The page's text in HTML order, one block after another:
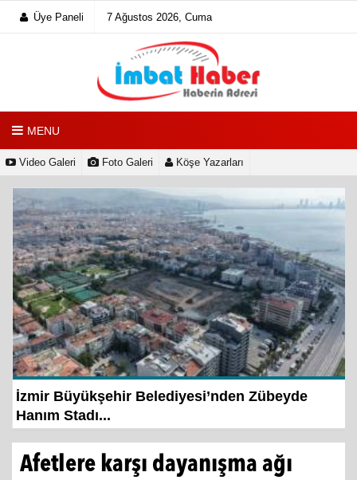
Üye Paneli 7 Ağustos 2026, Cuma
MENU
Video Galeri Foto Galeri Köşe Yazarları
İzmir Büyükşehir Belediyesi’nden Zübeyde
Hanım Stadı...
Afetlere karşı dayanışma ağı